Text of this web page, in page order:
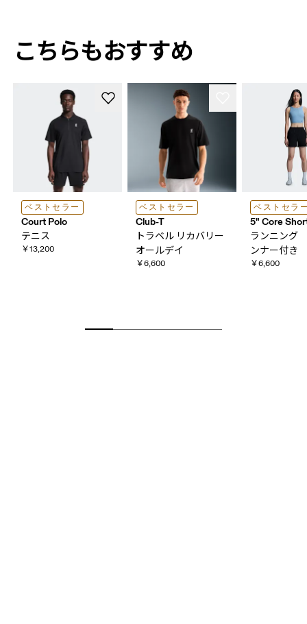
こちらも​​​​おすすめ
ベストセラー
Court Polo
テニス
￥13,200
ベストセラー
Club-T
トラベル リカバリー
オールデイ
￥6,600
ベストセラ
5" Core
ランニン
ンナー付き
￥6,600